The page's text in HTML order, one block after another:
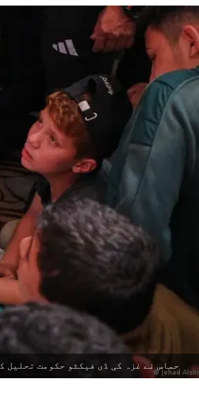
حماس نے غزہ کی ڈی فیکٹو حکومت تحلیل